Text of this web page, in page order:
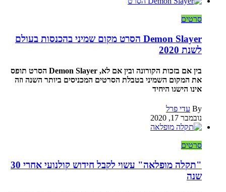
סרטים
Demon Slayer הסרט מקום שמיני בהכנסות בעולם
לשנת 2020
בין אם בזכות הקורונה ובין אם לא, Demon Slayer הסרט תופס
את המקום השמיני בטבלת הסרטים המכניסים ביותר השנה וזה
אינו הישגו היחיד
By עדי פרל
נובמבר 17, 2020
סרטים
"תקלה מופלאה" עשוי לקבל חידוש קולנועי אחרי 30
שנה